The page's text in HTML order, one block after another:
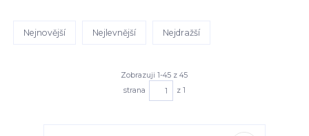
Nejnovější Nejlevnější Nejdražší
Zobrazuji 1-45 z 45
strana
z 1